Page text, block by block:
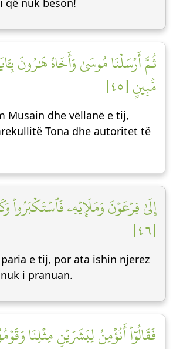
që nuk beson!
ثُمَّ أَرۡسَلۡنَا مُوسَىٰ وَأَخَاهُ هَٰرُونَ
مُّبِينٍ [٤٥]
Musain dhe vëllanë e tij,
Tona dhe autoritet të
إِلَىٰ فِرۡعَوۡنَ وَمَلَإِيْهِۦ فَٱسۡتَكۡبَرُواْ
[٤٦]
e tij, por ata ishin njerëz
i pranuan.
فَقَالُوٓاْ أَنُؤۡمِنُ لِبَشَرَيۡنِ مِثۡلِنَا